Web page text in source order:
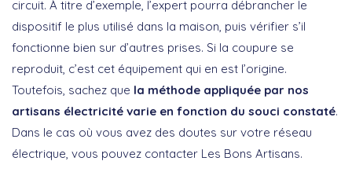
circuit. À titre d’exemple, l’expert pourra débrancher le
dispositif le plus utilisé dans la maison, puis vérifier s’il
fonctionne bien sur d’autres prises. Si la coupure se
reproduit, c’est cet équipement qui en est l’origine.
Toutefois, sachez que la méthode appliquée par nos
artisans électricité varie en fonction du souci constaté.
Dans le cas où vous avez des doutes sur votre réseau
électrique, vous pouvez contacter Les Bons Artisans.